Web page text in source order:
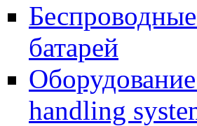
батарей
handling